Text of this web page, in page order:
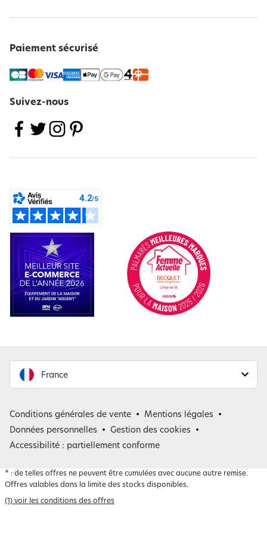
Paiement sécurisé
Suivez-nous
France
Belgique
Conditions générales de vente
Mentions légales
Données personnelles
Gestion des cookies
Accessibilité : partiellement conforme
* : de telles offres ne peuvent être cumulées avec aucune autre remise.
Offres valables dans la limite des stocks disponibles.
(1) voir les conditions des offres